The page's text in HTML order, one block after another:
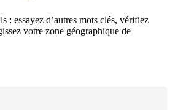
: essayez d’autres mots clés, vérifiez
votre zone géographique de